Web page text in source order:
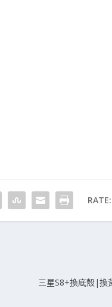
RATE:
三星S8+換底殼|